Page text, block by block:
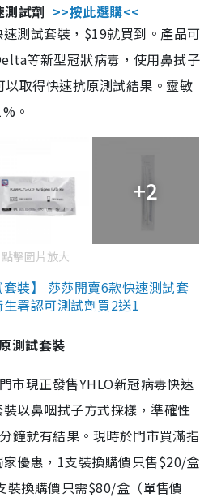
試劑 >>按此選購<<
測試套裝，$19就買到。產品可
等新型冠狀病毒，使用鼻拭子
取得快速抗原測試結果。靈敏
。
+2
點擊圖片放大
裝】 莎莎開賣6款快速測試套
署認可測試劑買2送1
測試套裝
市現正發售YHLO新冠病毒快速
以鼻咽拭子方式採樣，準確性
鐘就有結果。現時於門市買滿指
優惠，1支裝換購價只售$20/盒
裝換購價只需$80/盒（單售價